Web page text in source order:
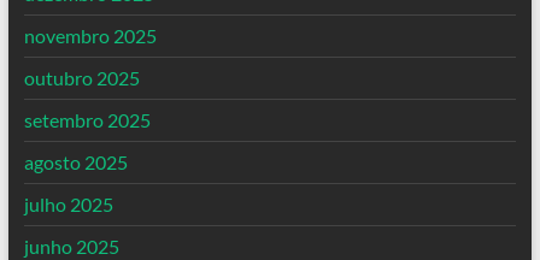
novembro 2025
outubro 2025
setembro 2025
agosto 2025
julho 2025
junho 2025